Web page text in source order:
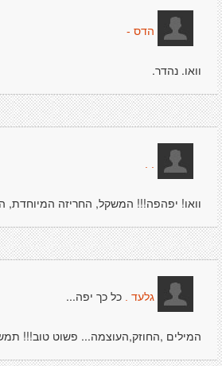
הדס -
וואו. נהדר.
וואו! יפהפה!!! המשקל, החריזה המיוחדת,
גלעד . כל כך יפה...
המילים ,החוזק,העוצמה... פשוט טוב!!!